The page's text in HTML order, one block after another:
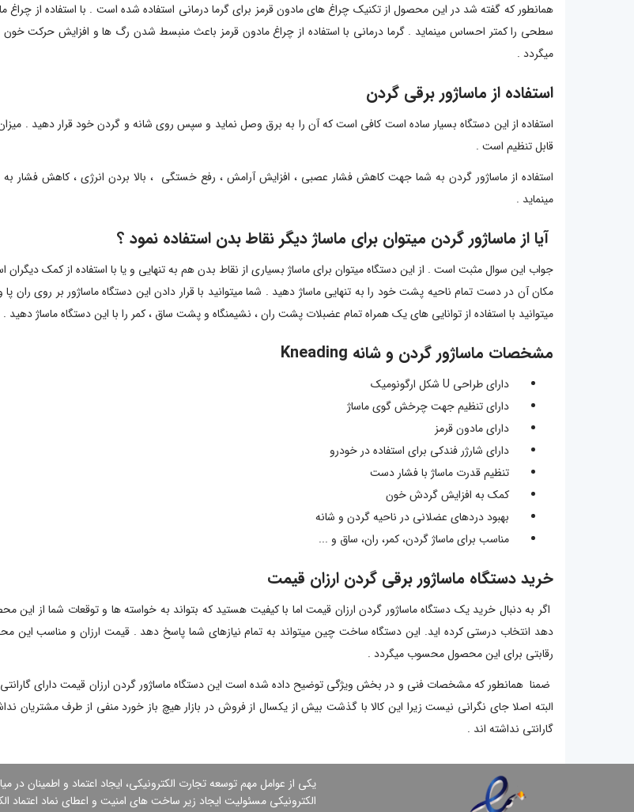
همانطور که گفته شد در این محصول از تکنیک چراغ های مادون قرمز برای گرما درمانی استفاده شده است . با استفاده از
سطحی را کمتر احساس مینماید . گرما درمانی با استفاده از چراغ مادون قرمز باعث منبسط شدن رگ ها و افزایش حرکت
میگردد .
استفاده از ماساژور برقی گردن
استفاده از این دستگاه بسیار ساده است کافی است که آن را به برق وصل نماید و سپس روی شانه و گردن خود قرار دهید .
قابل تنظیم است .
استفاده از ماساژور گردن به شما جهت کاهش فشار عصبی ، افزایش آرامش ، رفع خستگی ، بالا بردن انرژی ، کاهش
مینماید .
آیا از ماساژور گردن میتوان برای ماساژ دیگر نقاط بدن استفاده نمود ؟
جواب این سوال مثبت است . از این دستگاه میتوان برای ماساژ بسیاری از نقاط بدن هم به تنهایی و یا با استفاده از کمک دیگران
مکان آن در دست تمام ناحیه پشت خود را به تنهایی ماساژ دهید . شما میتوانید با قرار دادن این دستگاه ماساژور بر روی
میتوانید با استفاده از توانایی های یک همراه تمام عضبلات پشت ران ، نشیمنگاه و پشت ساق ، کمر را با این دستگاه ماساژ دهید .
مشخصات ماساژور گردن و شانه Kneading
دارای طراحی U شکل ارگونومیک
دارای تنظیم جهت چرخش گوی ماساژ
دارای مادون قرمز
دارای شارژر فندکی برای استفاده در خودرو
تنظیم قدرت ماساژ با فشار دست
کمک به افزایش گردش خون
بهبود دردهای عضلانی در ناحیه گردن و شانه
مناسب برای ماساژ گردن، کمر، ران، ساق و ...
خرید دستگاه ماساژور برقی گردن ارزان قیمت
اگر به دنبال خرید یک دستگاه ماساژور گردن ارزان قیمت اما با کیفیت هستید که بتواند به خواسته ها و توقعات شما از
دهد انتخاب درستی کرده اید. این دستگاه ساخت چین میتواند به تمام نیازهای شما پاسخ دهد . قیمت ارزان و مناسب
رقابتی برای این محصول محسوب میگردد .
ضمنا همانطور که مشخصات فنی و در بخش ویژگی توضیح داده شده است این دستگاه ماساژور گردن ارزان قیمت دارای
البته اصلا جای نگرانی نیست زیرا این کالا با گذشت بیش از یکسال از فروش در بازار هیچ باز خورد منفی از طرف مشتریان
گارانتی نداشته اند .
یكی از عوامل مهم توسعه تجارت الكترونیكی، ایجاد اعتماد و اطمینان در
الكترونیكی مسئولیت ایجاد زیر ساخت های امنیت و اعطای نماد اعتماد